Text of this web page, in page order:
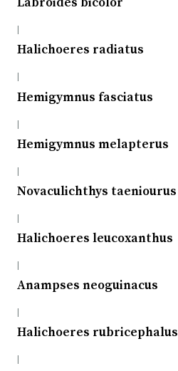
|
Halichoeres radiatus
|
Hemigymnus fasciatus
|
Hemigymnus melapterus
|
Novaculichthys taeniourus
|
Halichoeres leucoxanthus
|
Anampses neoguinacus
|
Halichoeres rubricephalus
|